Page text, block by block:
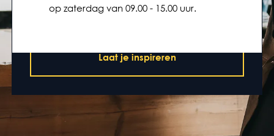
op zaterdag van 09.00 - 15.00 uur.
Laat je inspireren